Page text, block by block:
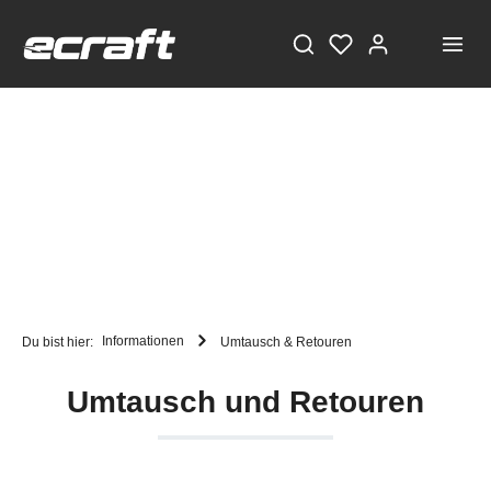
Du bist hier: Informationen Umtausch & Retouren
Umtausch und Retouren